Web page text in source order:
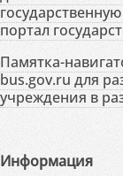
портал
Памятка-
bus.gov.ru для
учреждения в
Информация